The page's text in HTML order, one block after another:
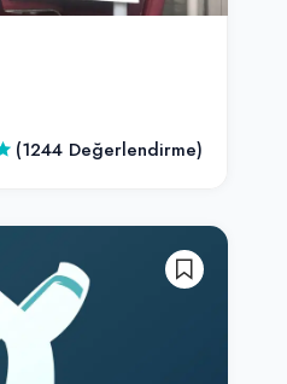
(1244 Değerlendirme)